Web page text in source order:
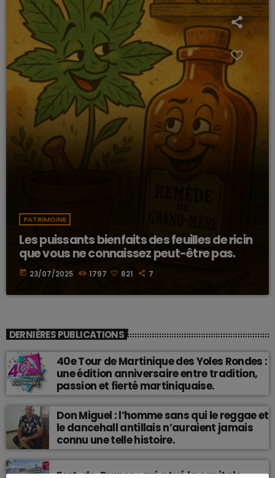
PATRIMOINE
Les puissants bienfaits des feuilles de ricin
que vous ne connaissez peut-être pas.
today 23/07/2025 1797 821 7
DERNIÈRES PUBLICATIONS
40e Tour de Martinique des Yoles Rondes :
une édition anniversaire entre tradition,
passion et fierté martiniquaise.
Don Miguel : l’homme sans qui le reggae et
le dancehall antillais n’auraient jamais
connu une telle histoire.